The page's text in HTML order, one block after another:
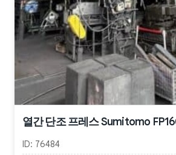
열간 단조 프레스 Sumitomo
ID: 76484